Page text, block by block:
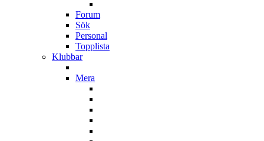
Forum
Sök
Personal
Topplista
Klubbar
Mera